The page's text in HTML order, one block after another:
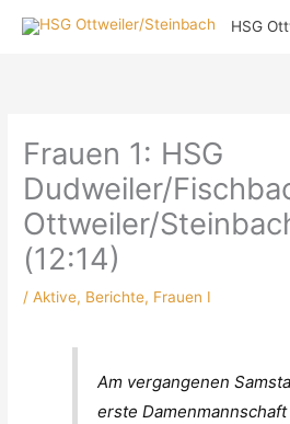
Inhalt
HSG
Frauen 1: HSG
Dudweiler/
Ottweiler/
(12:14)
/Aktive, Berichte, Frauen I
Am vergangenen
erste